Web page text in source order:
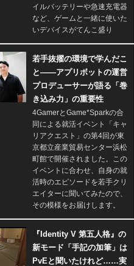
イルバッテリーや急速充電器
など、ゲームと一緒に使いた
いデバイスがてんこ盛り
若手抜擢の環境で学んだこ
と――アプリボットの運営
プロデューサーが語る「巻
き込み力」の重要性
4GamerとGame*Sparkの合
同による就活イベント「キャ
リアクエスト」の第4回が東
京都立産業貿易センター浜松
町館で開催されました。この
イベントに合わせ、自身の就
活時のエピソードを若手クリ
エイターに聞いてみたので、
その模様をお届けします。
『Identity V 第五人格』の
新モード「手記の加筆」は
PvEと聞いたけれど……実